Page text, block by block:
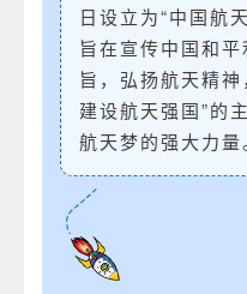
日设立为“中国航
旨在宣传中国和
旨，弘扬航天精神
建设航天强国”的
航天梦的强大力量